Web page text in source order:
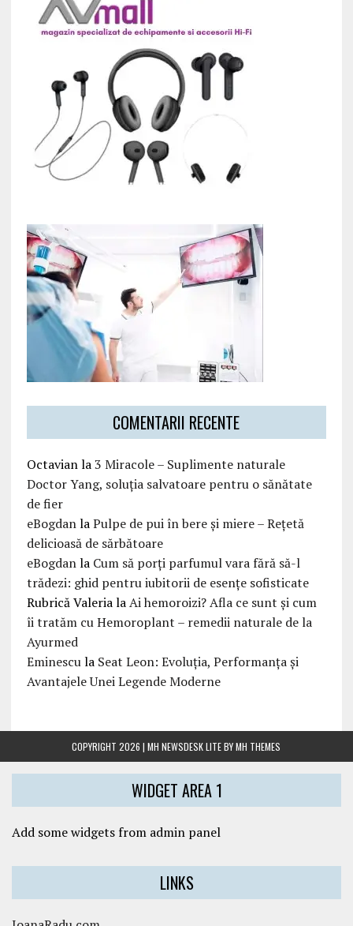
COMENTARII RECENTE
Octavianla3 Miracole – Suplimente naturale
Doctor Yang, soluția salvatoare pentru o sănătate
de fier
eBogdanlaPulpe de pui în bere și miere – Rețetă
delicioasă de sărbătoare
eBogdanla Cum să porți parfumul vara fără să-l
trădezi: ghid pentru iubitorii de esențe sofisticate
Rubrică ValerialaAi hemoroizi? Afla ce sunt și cum
îi tratăm cu Hemoroplant – remedii naturale de la
Ayurmed
Eminescula Seat Leon: Evoluția, Performanța și
Avantajele Unei Legende Moderne
COPYRIGHT 2026 | MH NEWSDESK LITE BYMH THEMES
WIDGET AREA 1
Add some widgets from admin panel
LINKS